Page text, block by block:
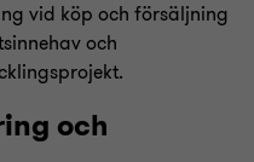
vid köp och försäljning
och
och